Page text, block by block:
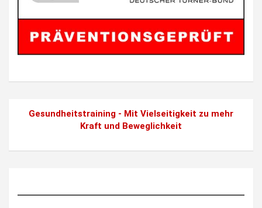
Gesundheitstraining - Mit Vielseitigkeit zu mehr
Kraft und Beweglichkeit